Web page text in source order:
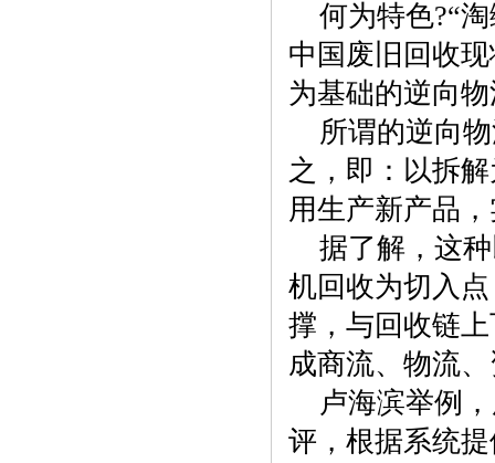
何为特色?“
中国废旧回收
为基础的逆向
所谓的逆向
之，即：以拆
用生产新产品
据了解，这
机回收为切入
撑，与回收链
成商流、物流
卢海滨举例
评，根据系统